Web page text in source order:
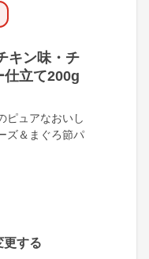
キン味・チ
仕立て200g
ピュアなおいし
ズ＆まぐろ節パ
更する